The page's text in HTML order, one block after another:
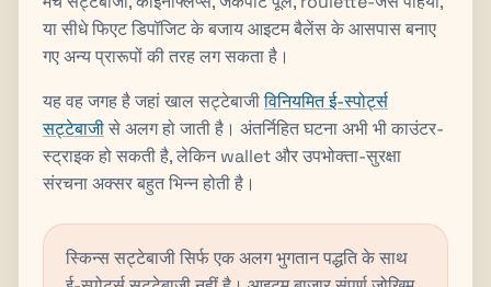
या सीधे फिएट डिपॉजिट के बजाय आइटम बैलेंस के आसपास बनाए
गए अन्य प्रारूपों की तरह लग सकता है।
यह वह जगह है जहां खाल सट्टेबाजीविनियमित ई-स्पोर्ट्स
सट्टेबाजीसे अलग हो जाती है। अंतर्निहित घटना अभी भी काउंटर-
स्ट्राइक हो सकती है, लेकिन wallet और उपभोक्ता-सुरक्षा
संरचना अक्सर बहुत भिन्न होती है।
स्किन्स सट्टेबाजी सिर्फ एक अलग भुगतान पद्धति के साथ